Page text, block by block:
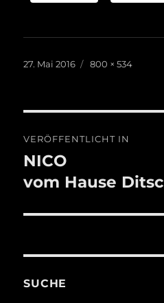
Veröffentlicht
27. Mai 2016 Originalgröße
800 × 534
VERÖFFENTLICHT IN
NICO
vom Hause
SUCHE